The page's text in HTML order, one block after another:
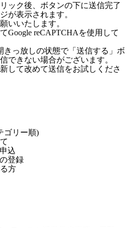
ック後、ボタンの下に送信完了
が表示されます。
いいたします。
Google reCAPTCHAを使用して
っ放しの状態で「送信する」ボ
できない場合がございます。
して改めて送信をお試しくださ
ゴリー順)
込
登録
方